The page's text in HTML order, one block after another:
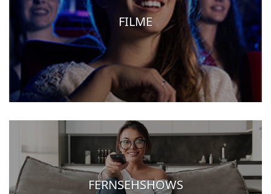
FILME
FERNSEHSHOWS